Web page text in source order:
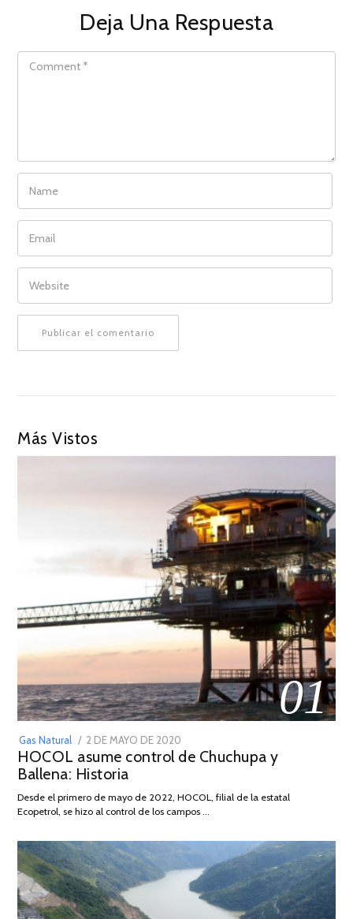
Deja Una Respuesta
COMMENT
NAME
EMAIL
WEBSITE
Más Vistos
01
Gas Natural
POSTED
ON
2 DE MAYO DE 2020
DE
2026
HOCOL asume control de Chuchupa y
Ballena: Historia
Desde el primero de mayo de 2022, HOCOL, filial de la estatal
Ecopetrol, se hizo al control de los campos …